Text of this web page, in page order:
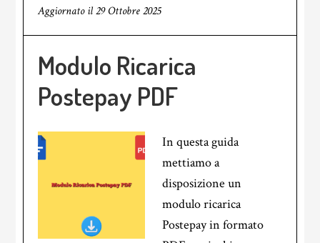
Aggiornato il29 Ottobre 2025
Modulo Ricarica
Postepay PDF
In questa guida
mettiamo a
disposizione un
modulo ricarica
Postepay in formato